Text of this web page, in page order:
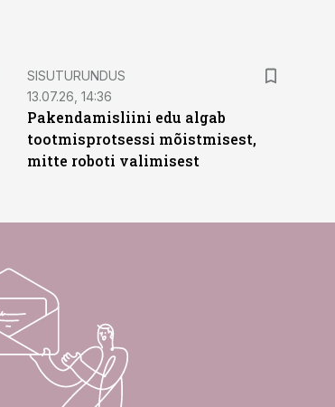
ST
SISUTURUNDUS
13.07.26, 14:36
Pakendamisliini edu algab
tootmisprotsessi mõistmisest,
mitte roboti valimisest